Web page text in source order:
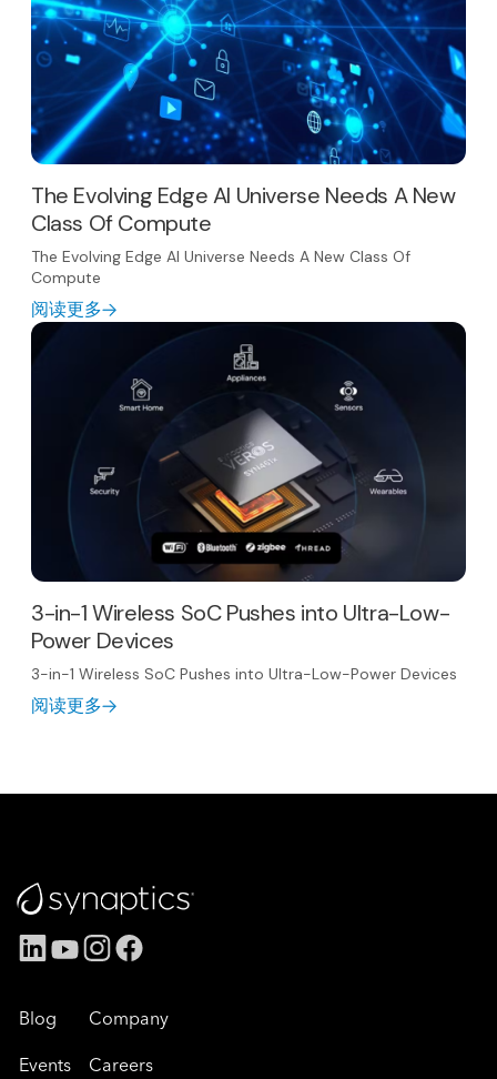
The Evolving Edge AI Universe Needs A New
Class Of Compute
The Evolving Edge AI Universe Needs A New Class Of
Compute
阅读更多
3-in-1 Wireless SoC Pushes into Ultra-Low-
Power Devices
3-in-1 Wireless SoC Pushes into Ultra-Low-Power Devices
阅读更多
Blog
Events
Company
Careers